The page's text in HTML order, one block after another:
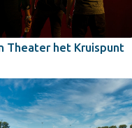
Theater het Kruispunt